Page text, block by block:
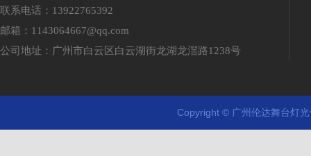
联系电话：13922765392
邮箱：1143064667@qq.com
公司地址：广州市白云区白云湖街龙湖龙滘路1238号
Copyright © 广州伦达舞台灯